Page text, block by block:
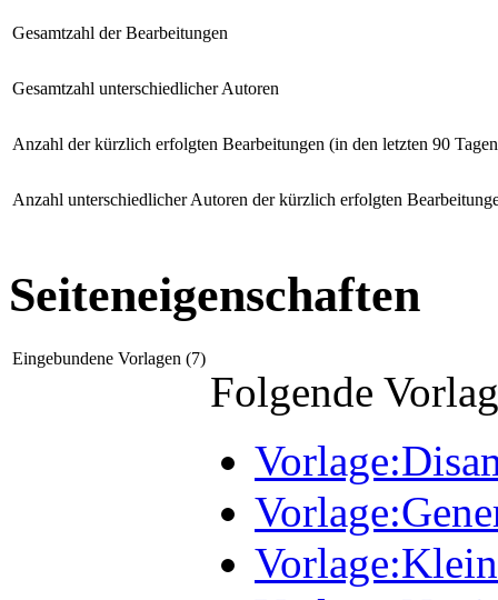
Gesamtzahl der Bearbeitungen
Gesamtzahl unterschiedlicher Autoren
Anzahl der kürzlich erfolgten Bearbeitungen (in den letzten 90
Anzahl unterschiedlicher Autoren der kürzlich erfolgten
Seiteneigenschaften
Eingebundene Vorlagen (7)
Folgende
Vorlage:Klein